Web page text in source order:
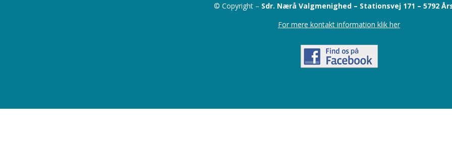
© Copyright – Sdr. Nærå Valgmenighed – Stationsvej 171 – 5792
For mere kontakt information klik her